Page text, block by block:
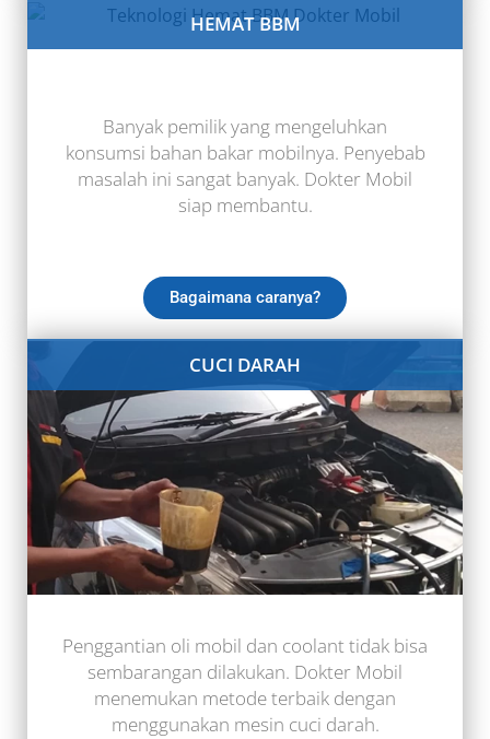
HEMAT BBM
Banyak pemilik yang mengeluhkan
konsumsi bahan bakar mobilnya. Penyebab
masalah ini sangat banyak. Dokter Mobil
siap membantu.
Bagaimana caranya?
CUCI DARAH
Penggantian oli mobil dan coolant tidak bisa
sembarangan dilakukan. Dokter Mobil
menemukan metode terbaik dengan
menggunakan mesin cuci darah.